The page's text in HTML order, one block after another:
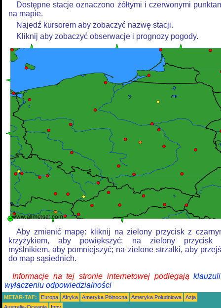
Dostępne stacje oznaczono żółtymi i czerwonymi
na mapie.
Najedź kursorem aby zobaczyć nazwę stacji.
Kliknij aby zobaczyć obserwacje i prognozy pogody.
Aby zmienić mapę: kliknij na zielony przycisk z
krzyżykiem, aby powiększyć; na zielony przycisk
myślnikiem, aby pomniejszyć; na zielone strzałki, aby
do map sąsiednich.
Informacje na tej stronie internetowej podlegają
wyłączeniu odpowiedzialności
METAR-TAF: Europa Afryka Ameryka Północna Ameryka Południowa
Azja